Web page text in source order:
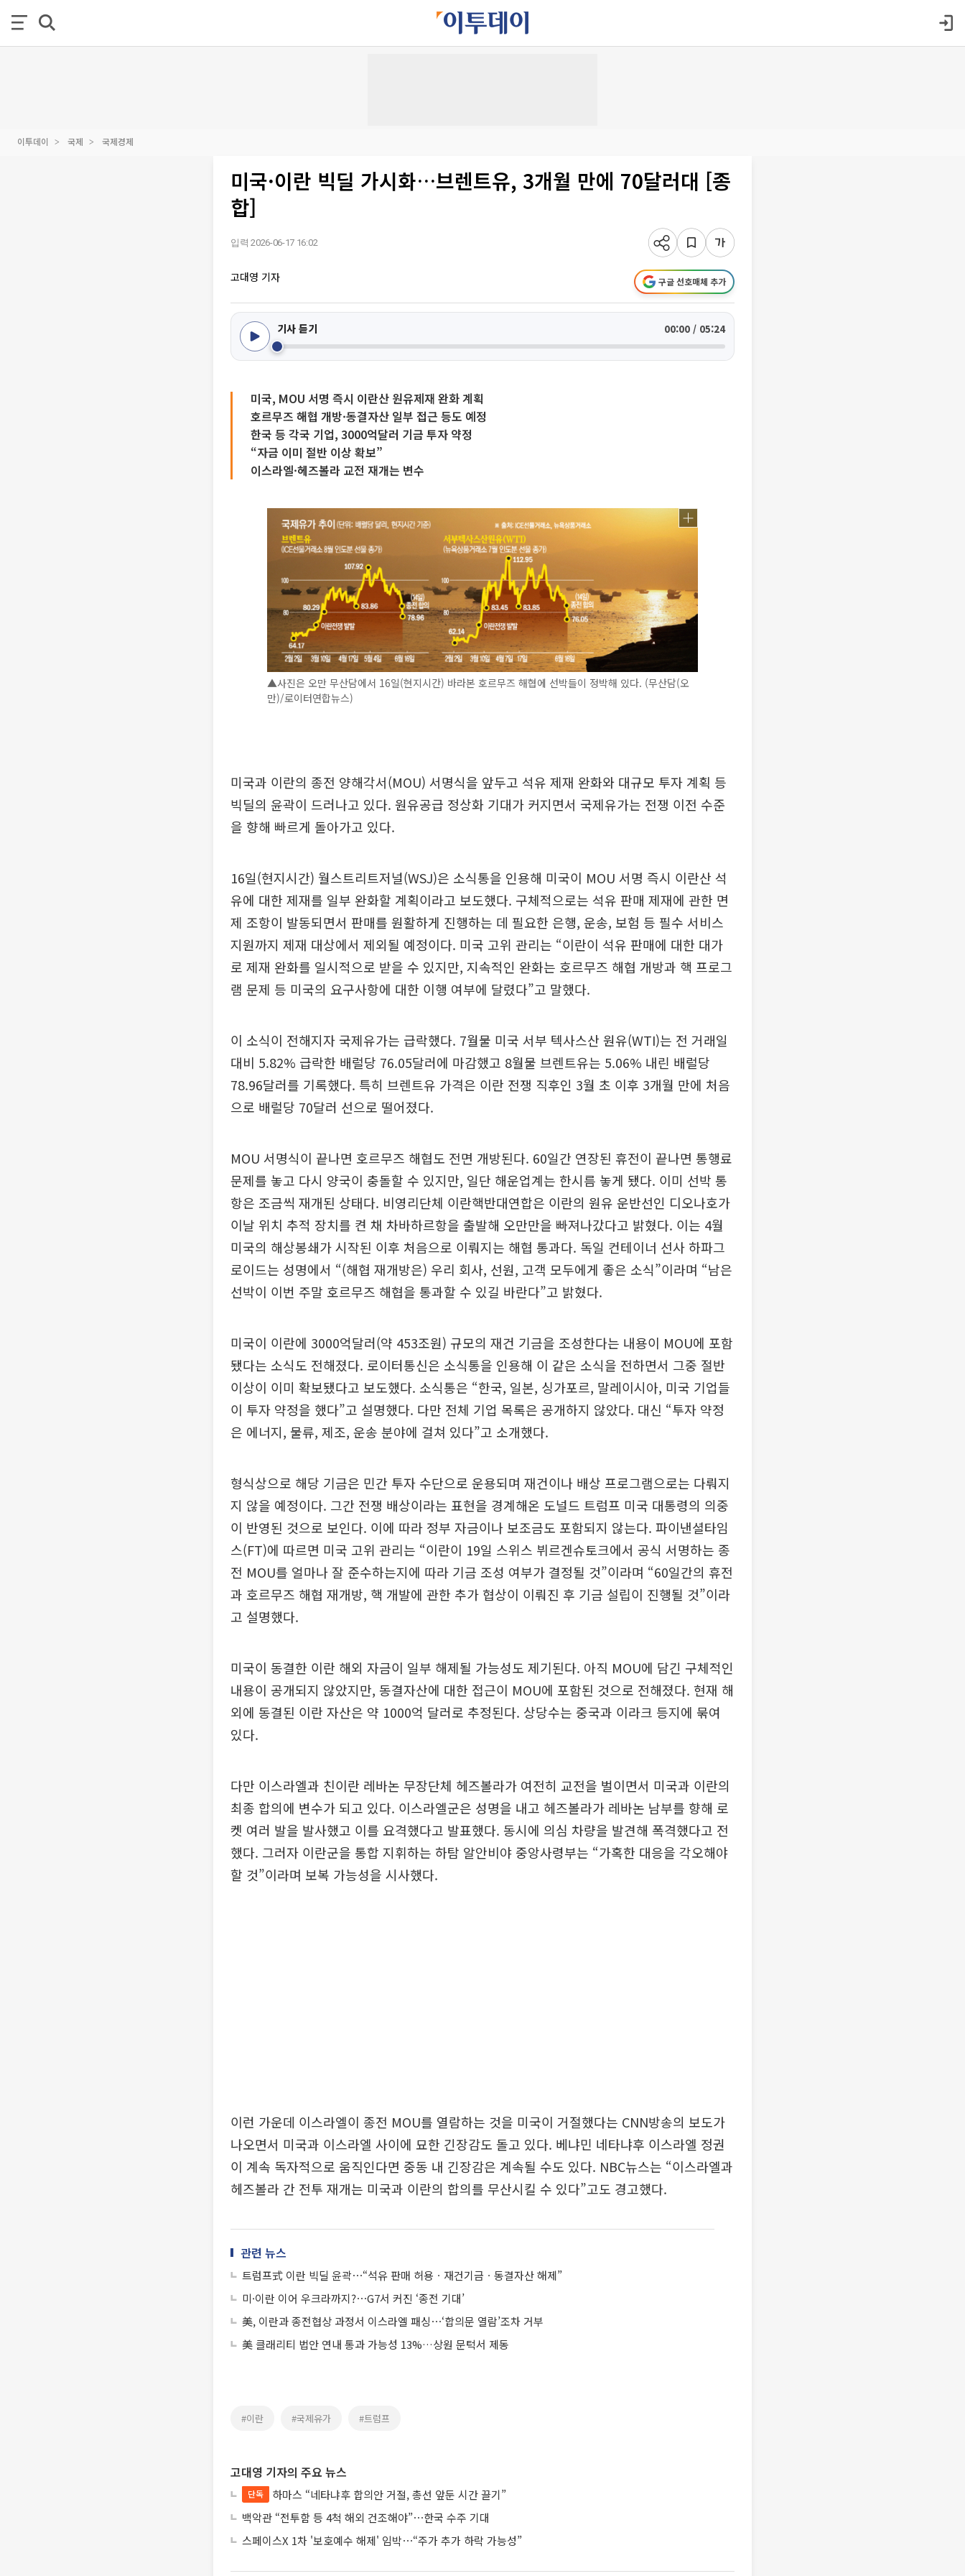
이투데이 국제 국제경제
미국·이란 빅딜 가시화…브렌트유, 3개월 만에 70달러대 [종
합]
입력 2026-06-17 16:02
고대영 기자 구글 선호매체 추가
기사 듣기 00:00 / 05:24
미국, MOU 서명 즉시 이란산 원유제재 완화 계획
호르무즈 해협 개방·동결자산 일부 접근 등도 예정
한국 등 각국 기업, 3000억달러 기금 투자 약정
“자금 이미 절반 이상 확보”
이스라엘·헤즈볼라 교전 재개는 변수
▲사진은 오만 무산담에서 16일(현지시간) 바라본 호르무즈 해협에 선박들이 정박해 있다. (무산담(오
만)/로이터연합뉴스)
미국과 이란의 종전 양해각서(MOU) 서명식을 앞두고 석유 제재 완화와 대규모 투자 계획 등
빅딜의 윤곽이 드러나고 있다. 원유공급 정상화 기대가 커지면서 국제유가는 전쟁 이전 수준
을 향해 빠르게 돌아가고 있다.
16일(현지시간) 월스트리트저널(WSJ)은 소식통을 인용해 미국이 MOU 서명 즉시 이란산 석
유에 대한 제재를 일부 완화할 계획이라고 보도했다. 구체적으로는 석유 판매 제재에 관한 면
제 조항이 발동되면서 판매를 원활하게 진행하는 데 필요한 은행, 운송, 보험 등 필수 서비스
지원까지 제재 대상에서 제외될 예정이다. 미국 고위 관리는 “이란이 석유 판매에 대한 대가
로 제재 완화를 일시적으로 받을 수 있지만, 지속적인 완화는 호르무즈 해협 개방과 핵 프로그
램 문제 등 미국의 요구사항에 대한 이행 여부에 달렸다”고 말했다.
이 소식이 전해지자 국제유가는 급락했다. 7월물 미국 서부 텍사스산 원유(WTI)는 전 거래일
대비 5.82% 급락한 배럴당 76.05달러에 마감했고 8월물 브렌트유는 5.06% 내린 배럴당
78.96달러를 기록했다. 특히 브렌트유 가격은 이란 전쟁 직후인 3월 초 이후 3개월 만에 처음
으로 배럴당 70달러 선으로 떨어졌다.
MOU 서명식이 끝나면 호르무즈 해협도 전면 개방된다. 60일간 연장된 휴전이 끝나면 통행료
문제를 놓고 다시 양국이 충돌할 수 있지만, 일단 해운업계는 한시름 놓게 됐다. 이미 선박 통
항은 조금씩 재개된 상태다. 비영리단체 이란핵반대연합은 이란의 원유 운반선인 디오나호가
이날 위치 추적 장치를 켠 채 차바하르항을 출발해 오만만을 빠져나갔다고 밝혔다. 이는 4월
미국의 해상봉쇄가 시작된 이후 처음으로 이뤄지는 해협 통과다. 독일 컨테이너 선사 하파그
로이드는 성명에서 “(해협 재개방은) 우리 회사, 선원, 고객 모두에게 좋은 소식”이라며 “남은
선박이 이번 주말 호르무즈 해협을 통과할 수 있길 바란다”고 밝혔다.
미국이 이란에 3000억달러(약 453조원) 규모의 재건 기금을 조성한다는 내용이 MOU에 포함
됐다는 소식도 전해졌다. 로이터통신은 소식통을 인용해 이 같은 소식을 전하면서 그중 절반
이상이 이미 확보됐다고 보도했다. 소식통은 “한국, 일본, 싱가포르, 말레이시아, 미국 기업들
이 투자 약정을 했다”고 설명했다. 다만 전체 기업 목록은 공개하지 않았다. 대신 “투자 약정
은 에너지, 물류, 제조, 운송 분야에 걸쳐 있다”고 소개했다.
형식상으로 해당 기금은 민간 투자 수단으로 운용되며 재건이나 배상 프로그램으로는 다뤄지
지 않을 예정이다. 그간 전쟁 배상이라는 표현을 경계해온 도널드 트럼프 미국 대통령의 의중
이 반영된 것으로 보인다. 이에 따라 정부 자금이나 보조금도 포함되지 않는다. 파이낸셜타임
스(FT)에 따르면 미국 고위 관리는 “이란이 19일 스위스 뷔르겐슈토크에서 공식 서명하는 종
전 MOU를 얼마나 잘 준수하는지에 따라 기금 조성 여부가 결정될 것”이라며 “60일간의 휴전
과 호르무즈 해협 재개방, 핵 개발에 관한 추가 협상이 이뤄진 후 기금 설립이 진행될 것”이라
고 설명했다.
미국이 동결한 이란 해외 자금이 일부 해제될 가능성도 제기된다. 아직 MOU에 담긴 구체적인
내용이 공개되지 않았지만, 동결자산에 대한 접근이 MOU에 포함된 것으로 전해졌다. 현재 해
외에 동결된 이란 자산은 약 1000억 달러로 추정된다. 상당수는 중국과 이라크 등지에 묶여
있다.
다만 이스라엘과 친이란 레바논 무장단체 헤즈볼라가 여전히 교전을 벌이면서 미국과 이란의
최종 합의에 변수가 되고 있다. 이스라엘군은 성명을 내고 헤즈볼라가 레바논 남부를 향해 로
켓 여러 발을 발사했고 이를 요격했다고 발표했다. 동시에 의심 차량을 발견해 폭격했다고 전
했다. 그러자 이란군을 통합 지휘하는 하탐 알안비야 중앙사령부는 “가혹한 대응을 각오해야
할 것”이라며 보복 가능성을 시사했다.
이런 가운데 이스라엘이 종전 MOU를 열람하는 것을 미국이 거절했다는 CNN방송의 보도가
나오면서 미국과 이스라엘 사이에 묘한 긴장감도 돌고 있다. 베냐민 네타냐후 이스라엘 정권
이 계속 독자적으로 움직인다면 중동 내 긴장감은 계속될 수도 있다. NBC뉴스는 “이스라엘과
헤즈볼라 간 전투 재개는 미국과 이란의 합의를 무산시킬 수 있다”고도 경고했다.
관련 뉴스
트럼프式 이란 빅딜 윤곽⋯“석유 판매 허용ㆍ재건기금ㆍ동결자산 해제”
미·이란 이어 우크라까지?⋯G7서 커진 ‘종전 기대’
美, 이란과 종전협상 과정서 이스라엘 패싱⋯‘합의문 열람’조차 거부
美 클래리티 법안 연내 통과 가능성 13%…상원 문턱서 제동
#이란 #국제유가 #트럼프
고대영 기자의 주요 뉴스
단독
하마스 “네타냐후 합의안 거절, 총선 앞둔 시간 끌기”
백악관 “전투함 등 4척 해외 건조해야”⋯한국 수주 기대
스페이스X 1차 '보호예수 해제' 임박⋯“주가 추가 하락 가능성”